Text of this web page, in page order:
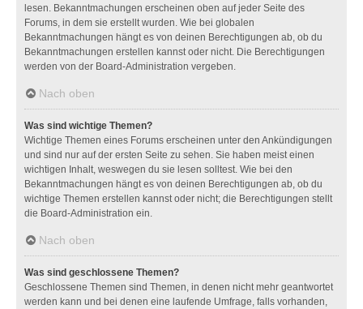
lesen. Bekanntmachungen erscheinen oben auf jeder Seite des
Forums, in dem sie erstellt wurden. Wie bei globalen
Bekanntmachungen hängt es von deinen Berechtigungen ab, ob du
Bekanntmachungen erstellen kannst oder nicht. Die Berechtigungen
werden von der Board-Administration vergeben.
Nach oben
Was sind wichtige Themen?
Wichtige Themen eines Forums erscheinen unter den Ankündigungen
und sind nur auf der ersten Seite zu sehen. Sie haben meist einen
wichtigen Inhalt, weswegen du sie lesen solltest. Wie bei den
Bekanntmachungen hängt es von deinen Berechtigungen ab, ob du
wichtige Themen erstellen kannst oder nicht; die Berechtigungen stellt
die Board-Administration ein.
Nach oben
Was sind geschlossene Themen?
Geschlossene Themen sind Themen, in denen nicht mehr geantwortet
werden kann und bei denen eine laufende Umfrage, falls vorhanden,